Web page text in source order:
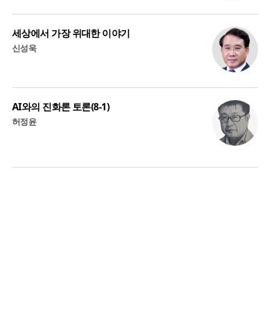
세상에서 가장 위대한 이야기
신성욱
AI와의 진화론 토론(8-1)
허정윤